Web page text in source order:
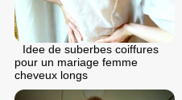
Idee de suberbes coiffures
pour un mariage femme
cheveux longs